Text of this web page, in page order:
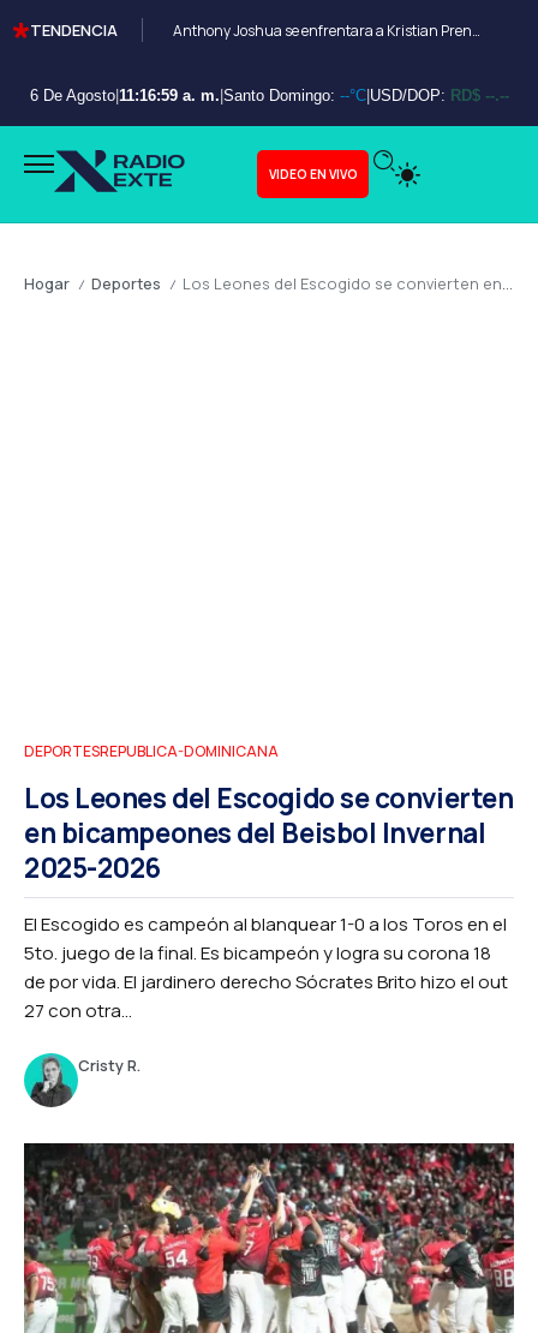
TENDENCIA Anthony Joshua se enfrentara a Kristian Prenga en Arabia Saudita
6 De Agosto| 11:17:00 a. m. Santo Domingo: --°C| USD/DOP: RD$ --.--
VIDEO EN VIVO
Hogar / Deportes / Los Leones del Escogido se convierten en bicampeones del Beisbol Invernal 2025-2026
DEPORTESREPUBLICA-DOMINICANA
Los Leones del Escogido se convierten
en bicampeones del Beisbol Invernal
2025-2026
El Escogido es campeón al blanquear 1-0 a los Toros en el
5to. juego de la final. Es bicampeón y logra su corona 18
de por vida. El jardinero derecho Sócrates Brito hizo el out
27 con otra...
Cristy R.